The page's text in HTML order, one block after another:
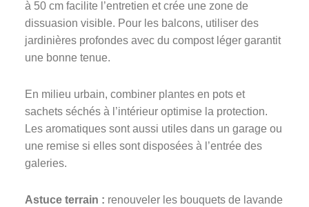
à 50 cm facilite l’entretien et crée une zone de
dissuasion visible. Pour les balcons, utiliser des
jardinières profondes avec du compost léger garantit
une bonne tenue.
En milieu urbain, combiner plantes en pots et
sachets séchés à l’intérieur optimise la protection.
Les aromatiques sont aussi utiles dans un garage ou
une remise si elles sont disposées à l’entrée des
galeries.
Astuce terrain : renouveler les bouquets de lavande